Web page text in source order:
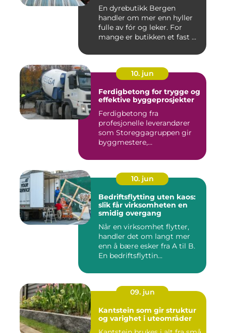
En dyrebutikk Bergen
handler om mer enn hyller
fulle av fór og leker. For
mange er butikken et fast ...
10. jun
Ferdigbetong for trygge og
effektive byggeprosjekter
Ferdigbetong fra
profesjonelle leverandører
som Storeggagruppen gir
byggmestere,
10. jun
Bedriftsflytting uten kaos:
slik får virksomheten en
smidig overgang
Når en virksomhet flytter,
handler det om langt mer
enn å bære esker fra A til B.
En bedriftsflyttin...
09. jun
Kantstein som gir struktur
og varighet i uteområder